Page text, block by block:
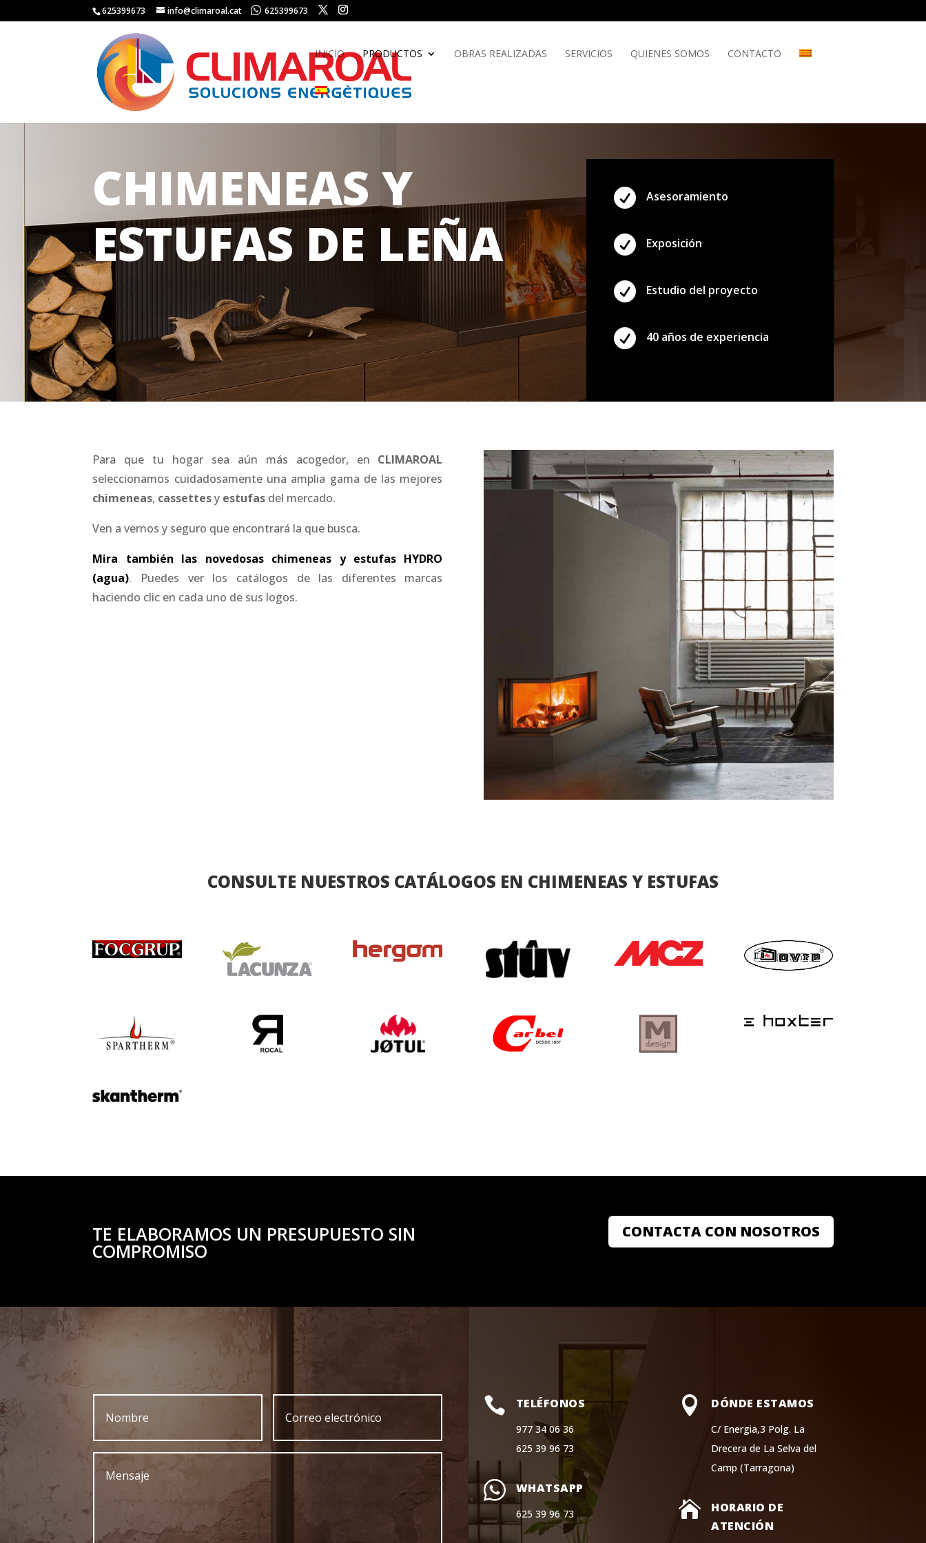
625399673 info@climaroal.cat 625399673
INICIO PRODUCTOS OBRAS REALIZADAS SERVICIOS QUIENES SOMOS CONTACTO
CHIMENEAS Y
ESTUFAS DE LEÑA
 Asesoramiento
 Exposición
 Estudio del proyecto
 40 años de experiencia
Para que tu hogar sea aún más acogedor, en CLIMAROAL
seleccionamos cuidadosamente una amplia gama de las mejores
chimeneas, cassettesy estufas del mercado.
Ven a vernos y seguro que encontrará la que busca.
Mira también las novedosas chimeneas y estufas HYDRO
(agua). Puedes ver los catálogos de las diferentes marcas
haciendo clic en cada uno de sus logos.
CONSULTE NUESTROS CATÁLOGOS EN CHIMENEAS Y ESTUFAS
TE ELABORAMOS UN PRESUPUESTO SIN
COMPROMISO
CONTACTA CON NOSOTROS
 TELÉFONOS
977 34 06 36
625 39 96 73
WHATSAPP
625 39 96 73
 DÓNDE ESTAMOS
C/ Energia,3 Polg. La
Drecera de La Selva del
Camp (Tarragona)

HORARIO DE
ATENCIÓN